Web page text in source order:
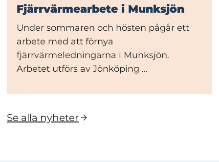
Fjärrvärmearbete i Munksjön
Under sommaren och hösten pågår ett
arbete med att förnya
fjärrvärmeledningarna i Munksjön.
Arbetet utförs av Jönköping ...
Se alla nyheter